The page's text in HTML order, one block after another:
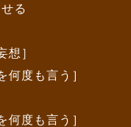
る
想］
何度も言う］
何度も言う］